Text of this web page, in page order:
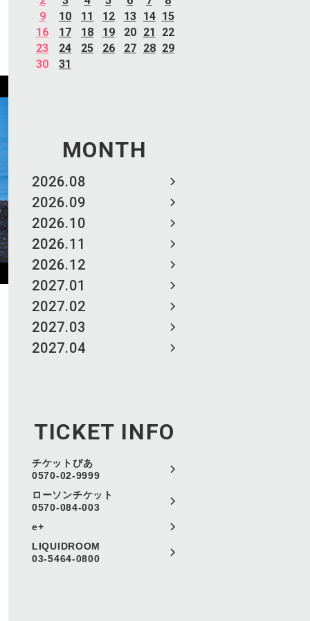
9
10 11 12 13 14 15
16
17 18 19 20 21
22
23
24 25 26 27 28 29
30
31
MONTH
2026.08
2026.09
2026.10
2026.11
2026.12
2027.01
2027.02
2027.03
2027.04
TICKET INFO
チケットぴあ
0570-02-9999
ローソンチケット
0570-084-003
e+
LIQUIDROOM
03-5464-0800